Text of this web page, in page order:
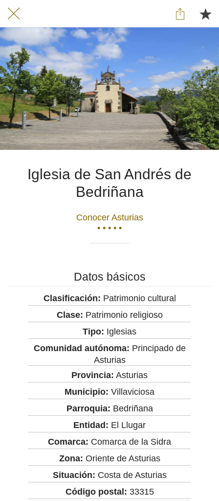
Iglesia de San Andrés de
Bedriñana
Conocer Asturias
• • • • •
Datos básicos
Clasificación: Patrimonio cultural
Clase: Patrimonio religioso
Tipo: Iglesias
Comunidad autónoma: Principado de
Asturias
Provincia: Asturias
Municipio: Villaviciosa
Parroquia: Bedriñana
Entidad: El Llugar
Comarca: Comarca de la Sidra
Zona: Oriente de Asturias
Situación: Costa de Asturias
Código postal: 33315